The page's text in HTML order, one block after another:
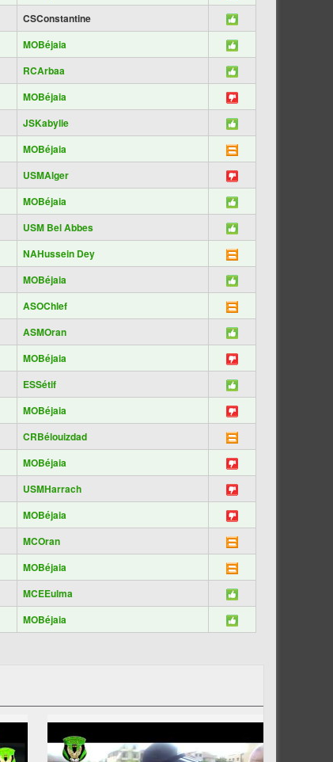
CSConstantine
MOBéjaia
RCArbaa
MOBéjaia
JSKabylie
MOBéjaia
USMAlger
MOBéjaia
USM Bel Abbes
NAHussein Dey
MOBéjaia
ASOChlef
ASMOran
MOBéjaia
ESSétif
MOBéjaia
CRBélouizdad
MOBéjaia
USMHarrach
MOBéjaia
MCOran
MOBéjaia
MCEEulma
MOBéjaia